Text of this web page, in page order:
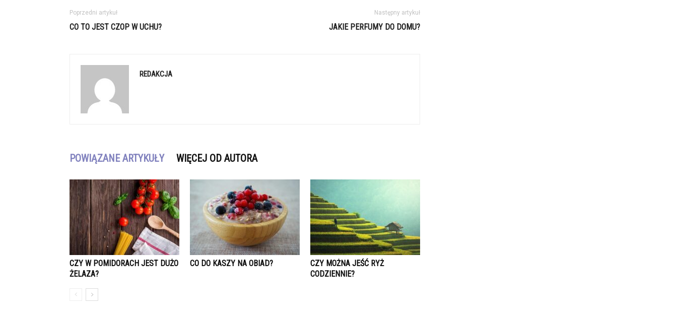
Poprzedni artykuł
CO TO JEST CZOP W UCHU?
Następny artykuł
JAKIE PERFUMY DO DOMU?
REDAKCJA
POWIĄZANE ARTYKUŁY WIĘCEJ OD AUTORA
CZY W POMIDORACH JEST DUŻO
ŻELAZA?
CO DO KASZY NA OBIAD?
CZY MOŻNA JEŚĆ RYŻ
CODZIENNIE?